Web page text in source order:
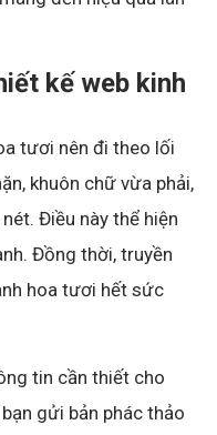
kế web kinh
tươi nên đi theo lối
khuôn chữ vừa phải,
Điều này thể hiện
Đồng thời, truyền
hoa tươi hết sức
tin cần thiết cho
gửi bản phác thảo